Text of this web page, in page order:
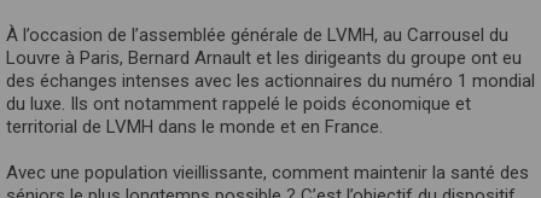
À l’occasion de l’assemblée générale de LVMH, au Carrousel du
Louvre à Paris, Bernard Arnault et les dirigeants du groupe ont eu
des échanges intenses avec les actionnaires du numéro 1 mondial
du luxe. Ils ont notamment rappelé le poids économique et
territorial de LVMH dans le monde et en France.
Avec une population vieillissante, comment maintenir la santé des